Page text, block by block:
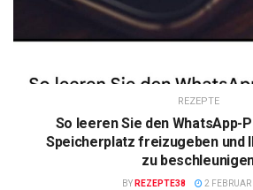
REZEPTE
So leeren Sie den WhatsApp-
Speicherplatz freizugeben und
zu
BY REZEPTE38 2